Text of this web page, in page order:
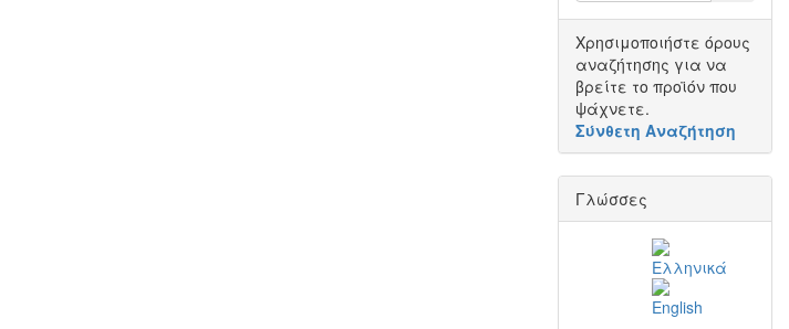
Χρησιμοποιήστε όρους
αναζήτησης για να
βρείτε το προϊόν που
ψάχνετε.
Σύνθετη Αναζήτηση
Γλώσσες